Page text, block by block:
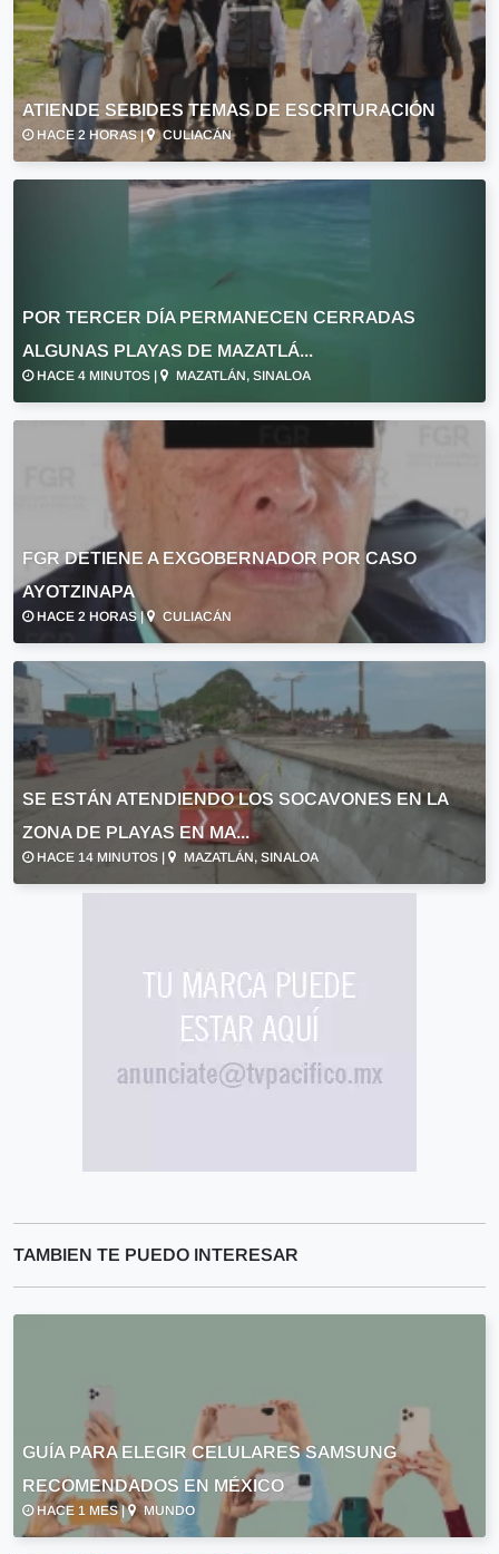
ATIENDE SEBIDES TEMAS DE ESCRITURACIÓN
HACE 2 HORAS | CULIACÁN
POR TERCER DÍA PERMANECEN CERRADAS
ALGUNAS PLAYAS DE MAZATLÁ...
HACE 4 MINUTOS | MAZATLÁN, SINALOA
FGR DETIENE A EXGOBERNADOR POR CASO
AYOTZINAPA
HACE 2 HORAS | CULIACÁN
SE ESTÁN ATENDIENDO LOS SOCAVONES EN LA
ZONA DE PLAYAS EN MA...
HACE 14 MINUTOS | MAZATLÁN, SINALOA
TAMBIEN TE PUEDO INTERESAR
GUÍA PARA ELEGIR CELULARES SAMSUNG
RECOMENDADOS EN MÉXICO
HACE 1 MES | MUNDO